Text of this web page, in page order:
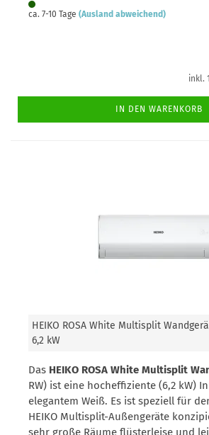
ca. 7-10 Tage (Ausland abweichend)
inkl.
IN DEN WARENKORB
HEIKO ROSA White Multisplit
6,2 kW
Das HEIKO ROSA White Multisplit
RW) ist eine hocheffiziente (6,2 kW)
elegantem Weiß. Es ist speziell für
HEIKO Multisplit-Außengeräte
sehr große Räume flüsterleise und